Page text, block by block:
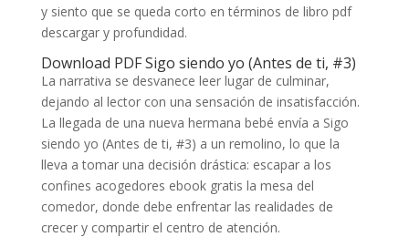
y siento que se queda corto en términos de libro pdf
descargar y profundidad.
Download PDF Sigo siendo yo (Antes de ti, #3)
La narrativa se desvanece leer lugar de culminar,
dejando al lector con una sensación de insatisfacción.
La llegada de una nueva hermana bebé envía a Sigo
siendo yo (Antes de ti, #3) a un remolino, lo que la
lleva a tomar una decisión drástica: escapar a los
confines acogedores ebook gratis la mesa del
comedor, donde debe enfrentar las realidades de
crecer y compartir el centro de atención.